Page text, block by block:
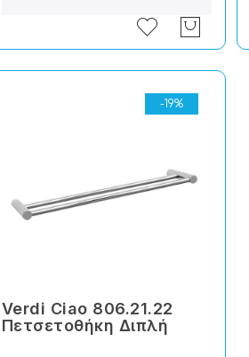
-19%
Verdi Ciao 806.21.22
Πετσετοθήκη Διπλή